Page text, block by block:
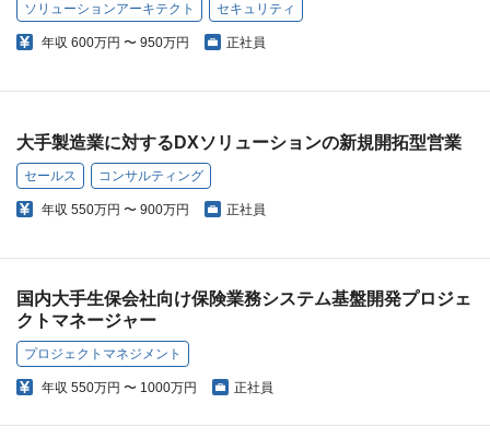
ソリューションアーキテクト セキュリティ
年収 600万円 〜 950万円 正社員
大手製造業に対するDXソリューションの新規開拓型営業
セールス コンサルティング
年収 550万円 〜 900万円 正社員
国内大手生保会社向け保険業務システム基盤開発プロジェ
クトマネージャー
プロジェクトマネジメント
年収 550万円 〜 1000万円 正社員